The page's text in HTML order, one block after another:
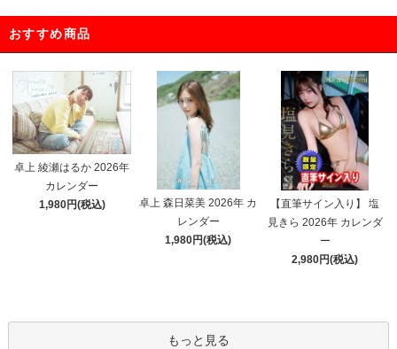
おすすめ商品
卓上 綾瀬はるか 2026年
カレンダー
1,980円(税込)
卓上 森日菜美 2026年 カ
レンダー
1,980円(税込)
【直筆サイン入り】 塩
見きら 2026年 カレンダ
ー
2,980円(税込)
もっと見る